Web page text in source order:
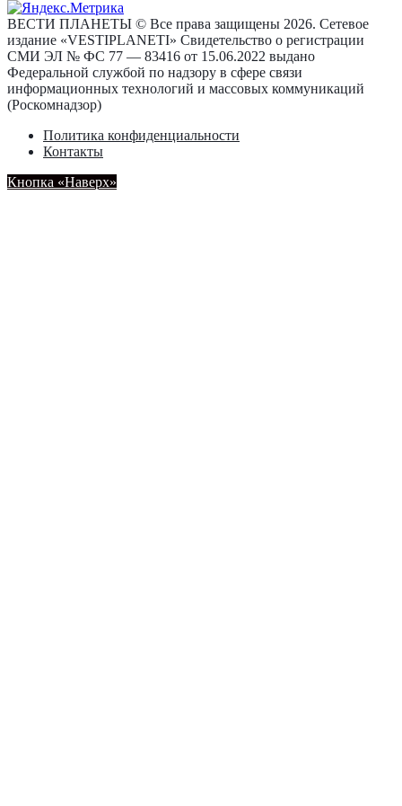
ВЕСТИ ПЛАНЕТЫ © Все права защищены 2026. Сетевое
издание «VESTIPLANETI» Свидетельство о регистрации
СМИ ЭЛ № ФС 77 — 83416 от 15.06.2022 выдано
Федеральной службой по надзору в сфере связи
информационных технологий и массовых коммуникаций
(Роскомнадзор)
Политика конфиденциальности
Контакты
Кнопка «Наверх»